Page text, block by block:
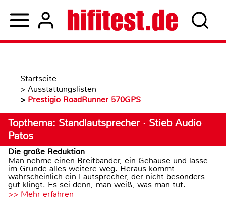
Startseite
> Ausstattungslisten
> Prestigio RoadRunner 570GPS
Topthema: Standlautsprecher · Stieb Audio
Patos
Die große Reduktion
Man nehme einen Breitbänder, ein Gehäuse und lasse
im Grunde alles weitere weg. Heraus kommt
wahrscheinlich ein Lautsprecher, der nicht besonders
gut klingt. Es sei denn, man weiß, was man tut.
>> Mehr erfahren